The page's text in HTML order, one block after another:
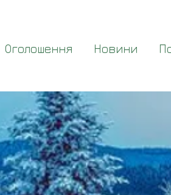
Оголошення Новини